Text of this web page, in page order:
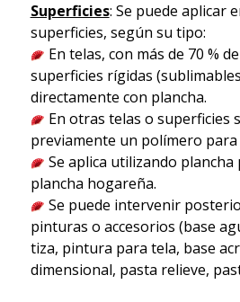
Superficies: Se puede aplicar
superficies, según su tipo:
En telas, con más de 70 %
superficies rígidas
directamente con plancha.
En otras telas o superficies
previamente un polímero
Se aplica utilizando
plancha hogareña.
Se puede intervenir
pinturas o accesorios (base
tiza, pintura para tela, base
dimensional, pasta relieve,